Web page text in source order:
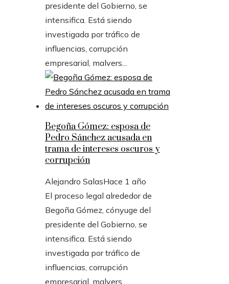
presidente del Gobierno, se
intensifica. Está siendo
investigada por tráfico de
influencias, corrupción
empresarial, malvers...
Begoña Gómez: esposa de
Pedro Sánchez acusada en
trama de intereses oscuros y
corrupción
Alejandro SalasHace 1 año
El proceso legal alrededor de
Begoña Gómez, cónyuge del
presidente del Gobierno, se
intensifica. Está siendo
investigada por tráfico de
influencias, corrupción
empresarial, malvers...